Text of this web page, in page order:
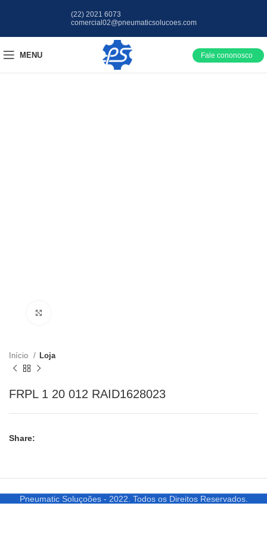
(22) 2021 6073
comercial02@pneumaticsolucoes.com
MENU Fale cononosco
Início Loja
FRPL 1 20 012 RAID1628023
Share:
Pneumatic Soluçoões - 2022. Todos os Direitos Reservados.